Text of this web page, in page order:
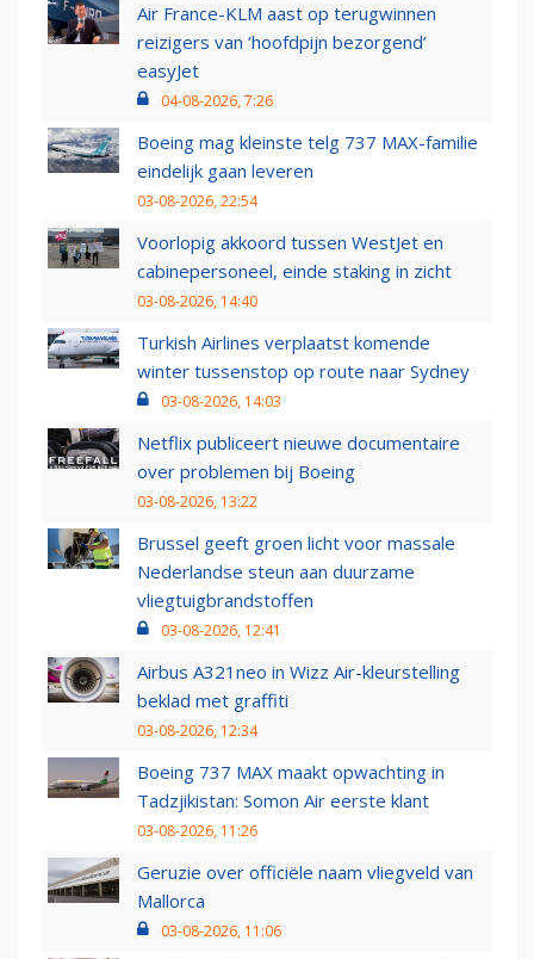
Air France-KLM aast op terugwinnen
reizigers van ‘hoofdpijn bezorgend’
easyJet
04-08-2026, 7:26
Boeing mag kleinste telg 737 MAX-familie
eindelijk gaan leveren
03-08-2026, 22:54
Voorlopig akkoord tussen WestJet en
cabinepersoneel, einde staking in zicht
03-08-2026, 14:40
Turkish Airlines verplaatst komende
winter tussenstop op route naar Sydney
03-08-2026, 14:03
Netflix publiceert nieuwe documentaire
over problemen bij Boeing
03-08-2026, 13:22
Brussel geeft groen licht voor massale
Nederlandse steun aan duurzame
vliegtuigbrandstoffen
03-08-2026, 12:41
Airbus A321neo in Wizz Air-kleurstelling
beklad met graffiti
03-08-2026, 12:34
Boeing 737 MAX maakt opwachting in
Tadzjikistan: Somon Air eerste klant
03-08-2026, 11:26
Geruzie over officiële naam vliegveld van
Mallorca
03-08-2026, 11:06